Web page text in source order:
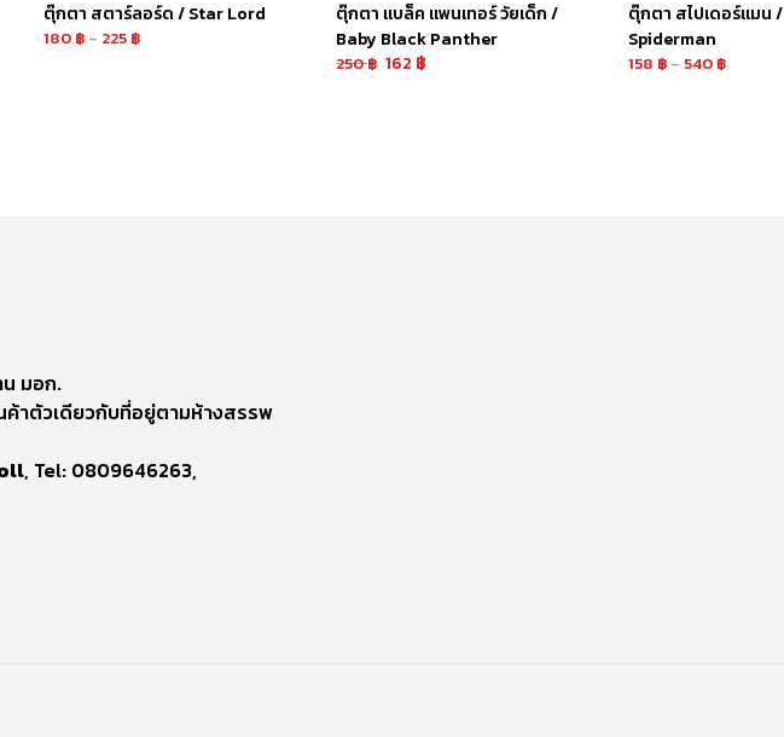
ตุ๊กตา สตาร์ลอร์ด / Star Lord
180 ฿– 225 ฿
ตุ๊กตา แบล็ค แพนเทอร์ วัยเด็ก /
Baby Black Panther
250฿ 162 ฿
ตุ๊กตา สไปเดอร์แมน /
Spiderman
158 ฿ – 540 ฿
มอก.
ค้าตัวเดียวกับที่อยู่ตามห้างสรรพ
, Tel: 0809646263,